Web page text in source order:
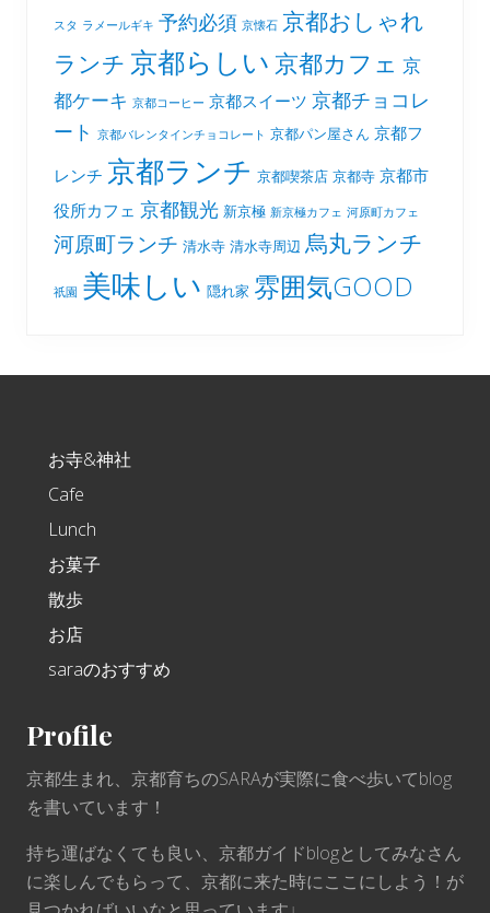
スタ ラメールギキ 予約必須 京懐石 京都おしゃれ
ランチ 京都らしい 京都カフェ 京
都ケーキ 京都コーヒー 京都スイーツ 京都チョコレ
ート 京都バレンタインチョコレート 京都パン屋さん 京都フ
レンチ 京都ランチ 京都喫茶店 京都寺 京都市
役所カフェ 京都観光 新京極 新京極カフェ 河原町カフェ
河原町ランチ 清水寺 清水寺周辺 烏丸ランチ
祇園 美味しい 隠れ家 雰囲気GOOD
お寺&神社
Cafe
Lunch
お菓子
散歩
お店
saraのおすすめ
Profile
京都生まれ、京都育ちのSARAが実際に食べ歩いてblog
を書いています！
持ち運ばなくても良い、京都ガイドblogとしてみなさん
に楽しんでもらって、京都に来た時にここにしよう！が